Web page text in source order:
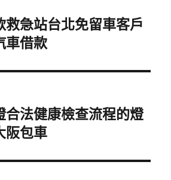
救急站台北免留車客戶
車借款
合法健康檢查流程的燈
阪包車